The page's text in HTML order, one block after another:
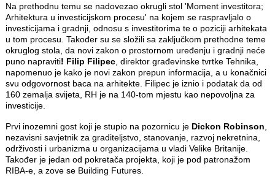
Na prethodnu temu se nadovezao okrugli stol 'Moment investitora;
Arhitektura u investicijskom procesu' na kojem se raspravljalo o
investicijama i gradnji, odnosu s investitorima te o poziciji arhitekata
u tom procesu. Također su se složili sa zaključkom prethodne teme
okruglog stola, da novi zakon o prostornom uređenju i gradnji neće
puno napraviti! Filip Filipec, direktor građevinske tvrtke Tehnika,
napomenuo je kako je novi zakon prepun informacija, a u konačnici
svu odgovornost baca na arhitekte. Filipec je iznio i podatak da od
160 zemalja svijeta, RH je na 140-tom mjestu kao nepovoljna za
investicije.
Prvi inozemni gost koji je stupio na pozornicu je Dickon Robinson
nezavisni savjetnik za graditeljstvo, stanovanje, razvoj nekretnina,
održivosti i urbanizma u organizacijama u vladi Velike Britanije.
Također je jedan od pokretača projekta, koji je pod patronažom
RIBA-e, a zove se Building Futures.